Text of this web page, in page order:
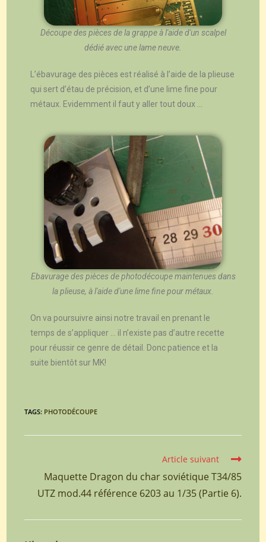
Découpe des pièces de la grappe à l'aide d'un scalpel
dédié avec une lame neuve.
L’ébavurage des pièces est réalisé à l’aide de la plieuse
qui sert d’étau de précision, et d’une lime fine pour
métaux. Evidemment il faut y aller tout doux …
Ebavurage des pièces de photodécoupe maintenues dans
la plieuse, à l'aide d'une lime fine pour métaux.
On va poursuivre ainsi notre travail en prenant le
temps de s’appliquer … il n’existe pas d’autre recette
pour réussir ce genre de détail. Donc patience et la
suite bientôt sur MK!
TAGS: PHOTODÉCOUPE
Article suivant
Maquette Dragon du char soviétique T34/85
UTZ mod.44 référence 6203 au 1/35 (Partie 6).